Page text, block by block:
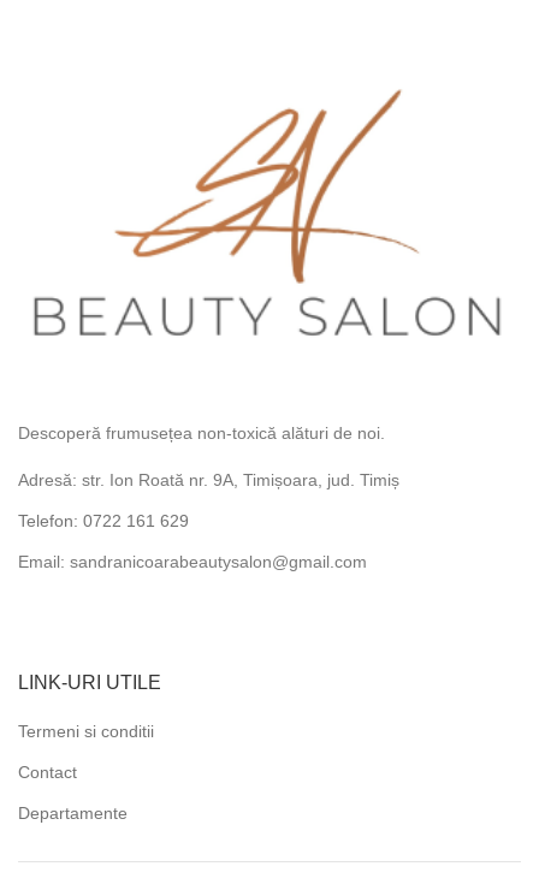
Descoperă frumusețea non-toxică alături de noi.
Adresă: str. Ion Roată nr. 9A, Timișoara, jud. Timiș
Telefon: 0722 161 629
Email: sandranicoarabeautysalon@gmail.com
LINK-URI UTILE
Termeni si conditii
Contact
Departamente